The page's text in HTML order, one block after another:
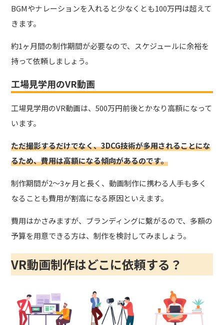
BGMやナレーションを入れると少なくとも100万円は超えて
きます。
約1ヶ月間の制作期間が必要なので、スケジュールに余裕を
持って依頼しましょう。
工場見学用のVR動画
工場見学用のVR動画は、500万円前後とかなり高額になって
います。
ただ撮影するだけでなく、3DCG技術が多用されることにな
るため、費用は高額になる傾向があるのです。
制作期間が2～3ヶ月と長く、動画制作に携わる人手も多く
なることも費用が割高になる原因といえます。
費用はかさみますが、ブランディングに繫がるので、多額の
予算を用意できる方は、制作を検討してみましょう。
VR動画制作はどこに依頼する？